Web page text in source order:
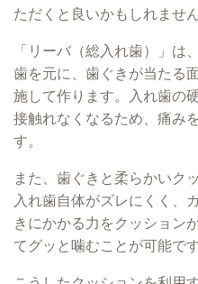
ただくと良いかもしれません
「リーバ（総入れ歯）」は
歯を元に、歯ぐきが当たる
施して作ります。入れ歯の
接触れなくなるため、痛み
す。
また、歯ぐきと柔らかいク
入れ歯自体がズレにくく、
きにかかる力をクッション
てグッと噛むことが可能です